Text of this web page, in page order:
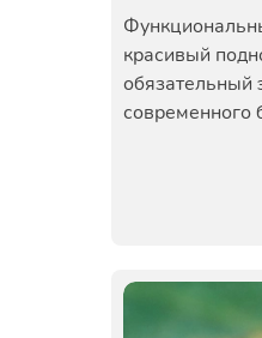
красивый
обязательный
современного